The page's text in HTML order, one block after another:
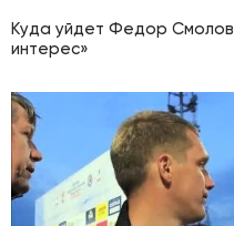
Куда уйдет Федор
интерес»